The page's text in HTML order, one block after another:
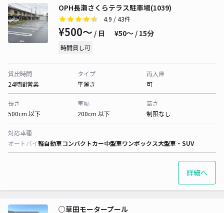
OPH長瀬さくらテラス駐車場(1039)
4.9 / 43件
¥500〜 / 日 ¥50〜 / 15分
時間貸し可
貸出時間
24時間営業
タイプ
平置き
再入庫
可
長さ
500cm 以下
車幅
200cm 以下
高さ
制限なし
対応車種
オートバイ軽自動車コンパクトカー中型車ワンボックス大型車・SUV
詳細へ
○草田モータープール